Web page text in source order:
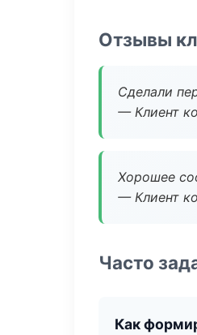
Отзывы
Сделали
— Клиент
Хорошее
— Клиент
Часто
Как